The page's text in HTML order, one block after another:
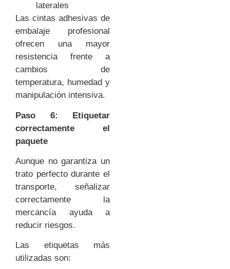
laterales
Las cintas adhesivas de
embalaje profesional
ofrecen una mayor
resistencia frente a
cambios de
temperatura, humedad y
manipulación intensiva.
Paso 6: Etiquetar
correctamente el
paquete
Aunque no garantiza un
trato perfecto durante el
transporte, señalizar
correctamente la
mercancía ayuda a
reducir riesgos.
Las etiquetas más
utilizadas son: